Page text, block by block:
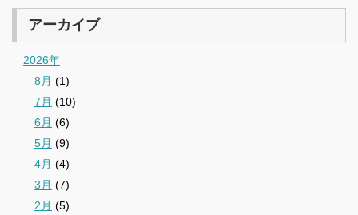
アーカイブ
2026年
8月 (1)
7月 (10)
6月 (6)
5月 (9)
4月 (4)
3月 (7)
2月 (5)